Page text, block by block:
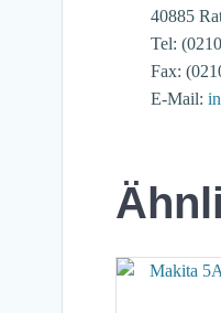
40885
Tel:
Fax:
E-Mail: